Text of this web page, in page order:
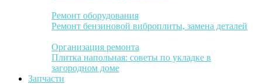
Ремонт оборудования
Ремонт бензиновой виброплиты, замена деталей
Организация ремонта
Плитка напольная: советы по укладке в
загородном доме
Запчасти